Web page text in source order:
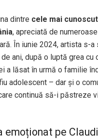
dintre cele mai
, apreciată de
În iunie 2024, artista s-a
ani, după o luptă grea cu
a lăsat în urmă o familie
adolescent – dar și o
continuă să-i păstreze
emoționat pe